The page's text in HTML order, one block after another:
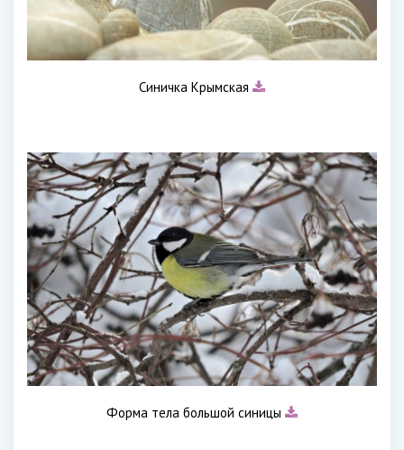
Синичка Крымская
Форма тела большой синицы